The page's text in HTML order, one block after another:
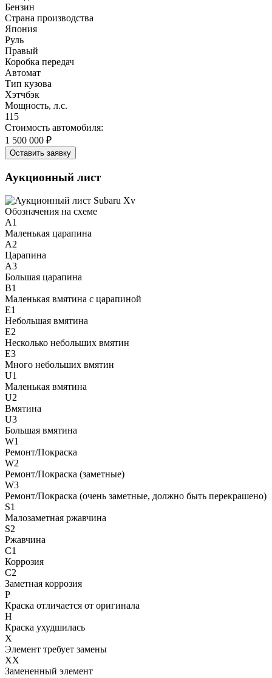
Бензин
Страна производства
Япония
Руль
Правый
Коробка передач
Автомат
Тип кузова
Хэтчбэк
Мощность, л.с.
115
Стоимость автомобиля:
1 500 000 ₽
Оставить заявку
Аукционный лист
Обозначения на схеме
A1
Маленькая царапина
A2
Царапина
A3
Большая царапина
B1
Маленькая вмятина с царапиной
E1
Небольшая вмятина
E2
Несколько небольших вмятин
E3
Много небольших вмятин
U1
Маленькая вмятина
U2
Вмятина
U3
Большая вмятина
W1
Ремонт/Покраска
W2
Ремонт/Покраска (заметные)
W3
Ремонт/Покраска (очень заметные, должно быть перекрашено)
S1
Малозаметная ржавчина
S2
Ржавчина
C1
Коррозия
C2
Заметная коррозия
P
Краска отличается от оригинала
H
Краска ухудшилась
X
Элемент требует замены
XX
Замененный элемент